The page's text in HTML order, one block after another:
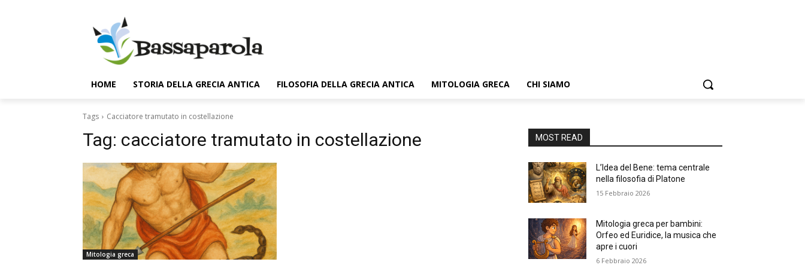
HOME STORIA DELLA GRECIA ANTICA FILOSOFIA DELLA GRECIA ANTICA MITOLOGIA GRECA CHI SIAMO
Tags Cacciatore tramutato in costellazione
Tag: cacciatore tramutato in costellazione
Mitologia greca
MOST READ
L’Idea del Bene: tema centrale
nella filosofia di Platone
15 Febbraio 2026
Mitologia greca per bambini:
Orfeo ed Euridice, la musica che
apre i cuori
6 Febbraio 2026